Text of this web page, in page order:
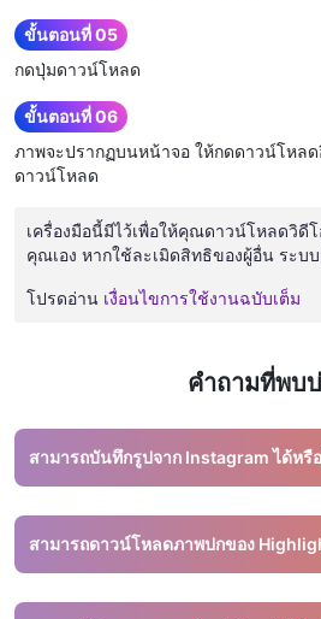
ขั้นตอนที่ 05
กดปุ่มดาวน์โหลด
ขั้นตอนที่ 06
ภาพจะปรากฏบนหน้าจอ ให้กดดาวน์โหลด
ดาวน์โหลด
เครื่องมือนี้มีไว้เพื่อให้คุณดาวน์โหลดวิดี
คุณเอง หากใช้ละเมิดสิทธิของผู้อื่น ระบ
โปรดอ่าน เงื่อนไขการใช้งานฉบับเต็ม
คำถามที่พบ
สามารถบันทึกรูปจาก Instagram ได้หรื
ได้ คุณสามารถใช้เครื่องมืออย่าง
จาก Instagram
สามารถดาวน์โหลดภาพปกของ
ไม่ได้ เรารองรับเฉพาะสตอรี่และวิดีโอจ